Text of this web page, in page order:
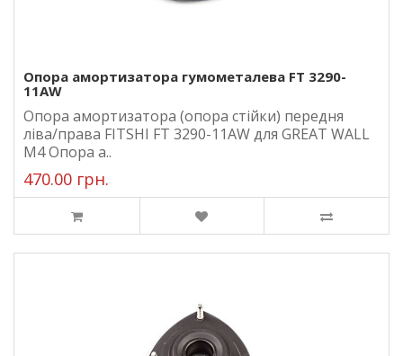
Опора амортизатора гумометалева FT 3290-
11AW
Опора амортизатора (опора стійки) передня
ліва/права FITSHI FT 3290-11AW для GREAT WALL
M4 Опора а..
470.00 грн.